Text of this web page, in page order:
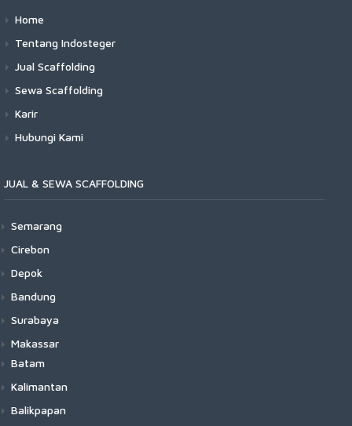
Home
Tentang Indosteger
Jual Scaffolding
Sewa Scaffolding
Karir
Hubungi Kami
JUAL & SEWA SCAFFOLDING
Semarang
Cirebon
Depok
Bandung
Surabaya
Makassar
Batam
Kalimantan
Balikpapan